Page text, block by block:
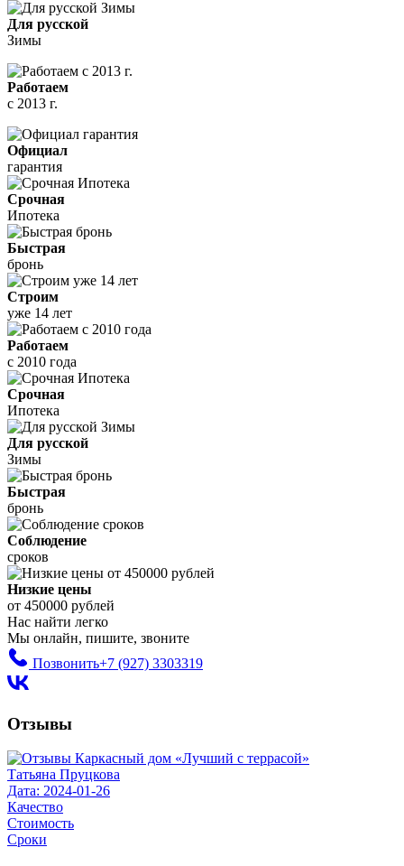
Для русской
Зимы
Работаем
с 2013 г.
Официал
гарантия
Срочная
Ипотека
Быстрая
бронь
Строим
уже 14 лет
Работаем
с 2010 года
Срочная
Ипотека
Для русской
Зимы
Быстрая
бронь
Соблюдение
сроков
Низкие цены
от 450000 рублей
Нас найти легко
Мы онлайн, пишите, звоните
Позвонить+7 (927) 3303319
Отзывы
Татьяна Пруцкова
Дата: 2024-01-26
Качество
Стоимость
Сроки